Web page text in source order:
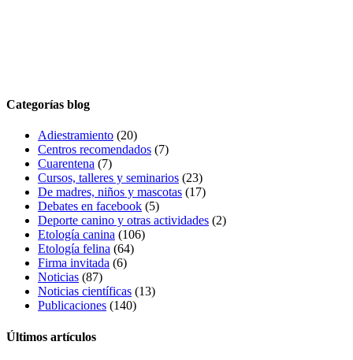
Categorías blog
Adiestramiento (20)
Centros recomendados (7)
Cuarentena (7)
Cursos, talleres y seminarios (23)
De madres, niños y mascotas (17)
Debates en facebook (5)
Deporte canino y otras actividades (2)
Etología canina (106)
Etología felina (64)
Firma invitada (6)
Noticias (87)
Noticias científicas (13)
Publicaciones (140)
Últimos artículos